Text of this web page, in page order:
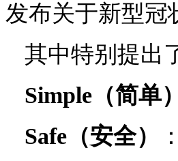
发布关于新型冠
其中特别提出
Simple（简单）
Safe（安全）